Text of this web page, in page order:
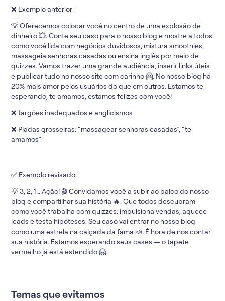
❌ Exemplo anterior:
💡 Oferecemos colocar você no centro de uma explosão de
dinheiro 💥. Conte seu caso para o nosso blog e mostre a todos
como você lida com negócios duvidosos, mistura smoothies,
massageia senhoras casadas ou ensina inglês por meio de
quizzes. Vamos trazer uma grande audiência, inserir links úteis
e publicar tudo no nosso site com carinho 🤗. No nosso blog há
20% mais amor pelos usuários do que em outros. Estamos te
esperando, te amamos, estamos felizes com você!
❌ Jargões inadequados e anglicismos
❌ Piadas grosseiras: “massagear senhoras casadas”, “te
amamos”
✅ Exemplo revisado:
💡 3, 2, 1… Ação! 🎬 Convidamos você a subir ao palco do nosso
blog e compartilhar sua história 🔥. Que todos descubram
como você trabalha com quizzes: impulsiona vendas, aquece
leads e testa hipóteses. Seu caso vai entrar no nosso blog
como uma estrela na calçada da fama 📣. É hora de nos contar
sua história. Estamos esperando seus cases — o tapete
vermelho já está estendido 🤗.
Temas que evitamos